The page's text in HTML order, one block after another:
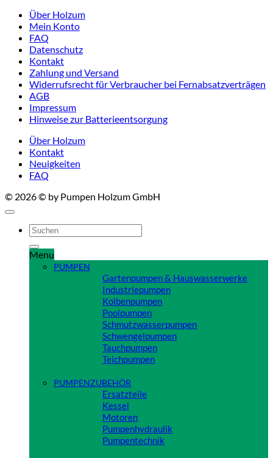
Über Holzum
Mein Konto
FAQ
Datenschutz
Kontakt
Zahlung und Versand
Widerrufsrecht für Verbraucher bei Fernabsatzverträgen
AGB
Impressum
Hinweise zur Batterieentsorgung
Über Holzum
Kontakt
Neuigkeiten
FAQ
© 2026 © by Pumpen Holzum GmbH
Suchen
nach:
Menu
PUMPEN
Gartenpumpen & Hauswasserwerke
Industriepumpen
Kolbenpumpen
Poolpumpen
Schmutzwasserpumpen
Schwengelpumpen
Tauchpumpen
Teichpumpen
PUMPENZUBEHÖR
Ersatzteile
Kessel
Motoren
Pumpenhydraulik
Pumpentechnik